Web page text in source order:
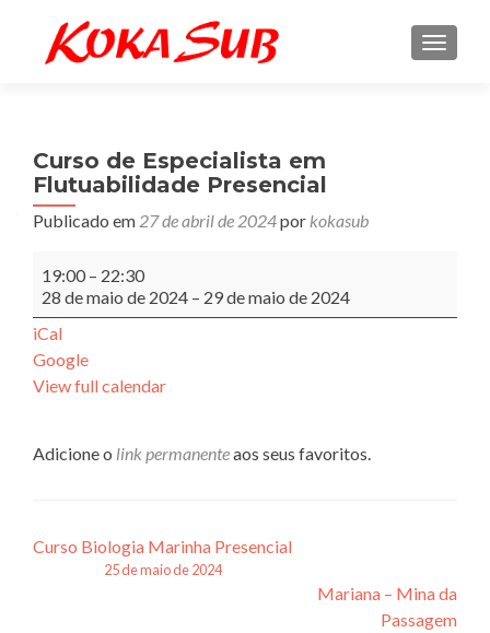
Curso de Especialista em
Flutuabilidade Presencial
Publicado em 27 de abril de 2024por kokasub
de
Especialista
em
Presencial
19:00 – 22:30
28 de maio de 2024 – 29 de maio de 2024
iCal
Google
View full calendar
Adicione o link permanenteaos seus favoritos.
Navegação
Curso Biologia Marinha Presencial
25 de maio de 2024
Mariana – Mina da
Passagem